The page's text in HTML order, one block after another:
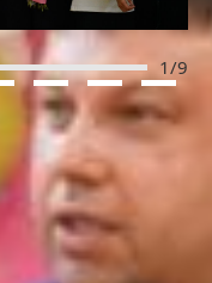
2/9
соцсетях